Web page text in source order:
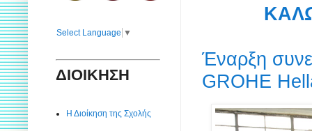
Έναρξη
GROHE
Select Language ▼
ΔΙΟΙΚΗΣΗ
Η Διοίκηση της Σχολής